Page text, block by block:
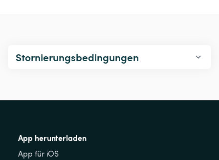
Stornierungsbedingungen
App herunterladen
App für iOS